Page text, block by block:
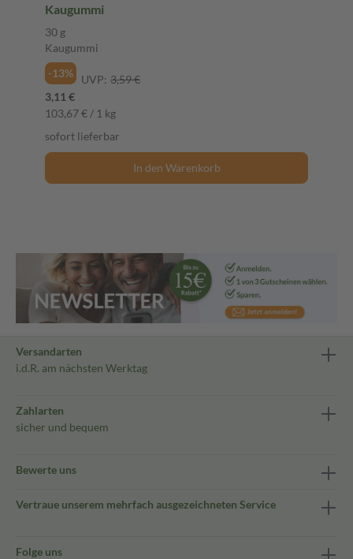
Kaugummi
30 g
Kaugummi
-13%
UVP: 3,59 €
3,11 €
103,67 € / 1 kg
sofort lieferbar
In den Warenkorb
Versandarten
i.d.R. am nächsten Werktag
Zahlarten
sicher und bequem
Bewerte uns
Vertraue unserem mehrfach ausgezeichneten Service
Folge uns